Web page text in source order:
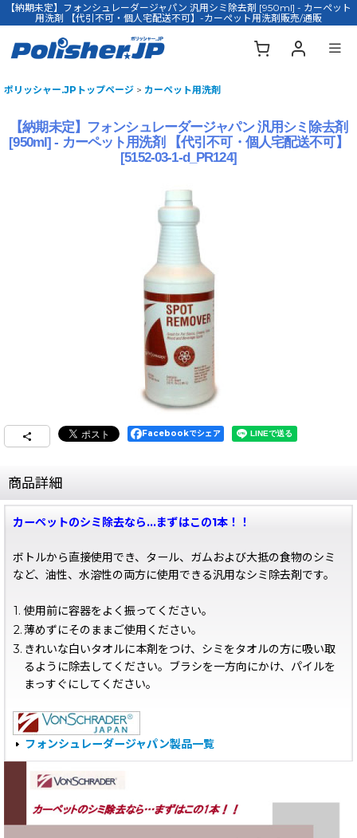
【納期未定】フォンシュレーダージャパン 汎用シミ除去剤 [950ml] - カーペット
用洗剤 【代引不可・個人宅配送不可】-カーペット用洗剤販売/通販
ポリッシャー.JPトップページ > カーペット用洗剤
【納期未定】フォンシュレーダージャパン 汎用シミ除去剤
[950ml] - カーペット用洗剤 【代引不可・個人宅配送不可】
[5152-03-1-d_PR124]
Facebookでシェア
商品詳細
カーペットのシミ除去なら…まずはこの1本！！
ボトルから直接使用でき、タール、ガムおよび大抵の食物のシミ
など、油性、水溶性の両方に使用できる汎用なシミ除去剤です。
1. 使用前に容器をよく振ってください。
2.薄めずにそのままご使用ください。
3. きれいな白いタオルに本剤をつけ、シミをタオルの方に吸い取
るように除去してください。ブラシを一方向にかけ、パイルを
まっすぐにしてください。
フォンシュレーダージャパン製品一覧